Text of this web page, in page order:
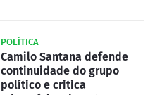
POLÍTICA
Camilo Santana defende
continuidade do grupo
político e critica